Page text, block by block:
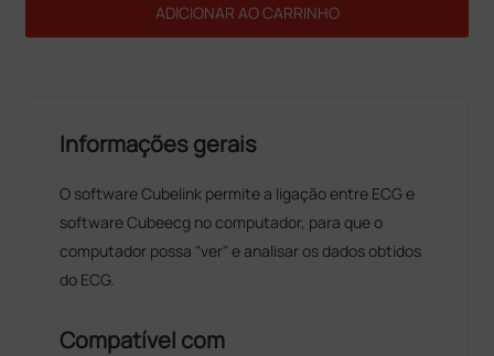
ADICIONAR AO CARRINHO
Informações gerais
O software Cubelink permite a ligação entre ECG e
software Cubeecg no computador, para que o
computador possa "ver" e analisar os dados obtidos
do ECG.
Compatível com